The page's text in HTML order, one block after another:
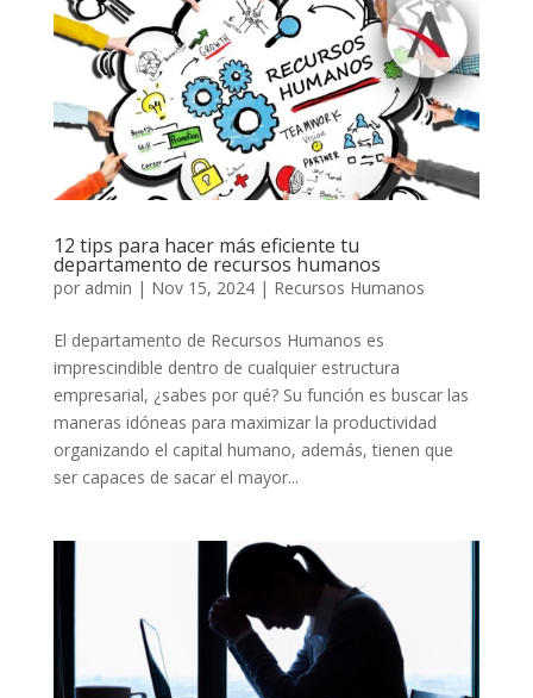
12 tips para hacer más eficiente tu
departamento de recursos humanos
por admin | Nov 15, 2024| Recursos Humanos
El departamento de Recursos Humanos es
imprescindible dentro de cualquier estructura
empresarial, ¿sabes por qué? Su función es buscar las
maneras idóneas para maximizar la productividad
organizando el capital humano, además, tienen que
ser capaces de sacar el mayor...